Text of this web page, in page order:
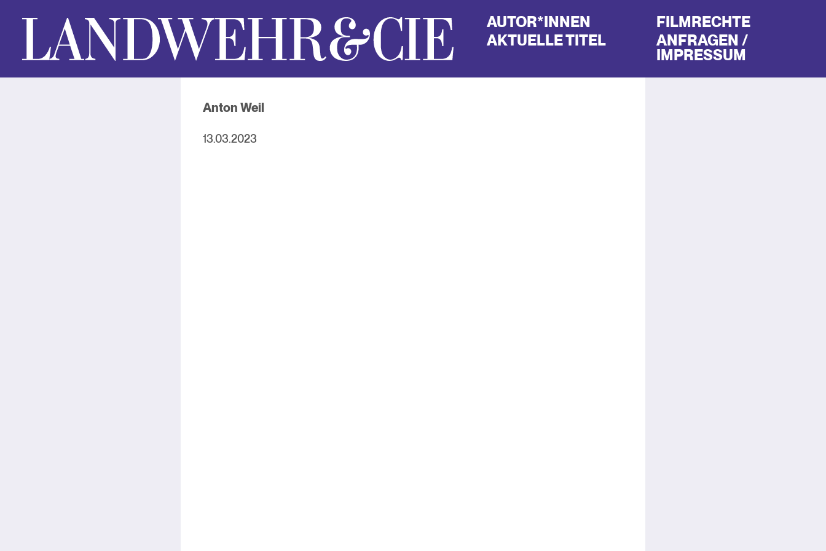
AUTOR*INNEN
AKTUELLE TITEL
FILMRECHTE
ANFRAGEN /
IMPRESSUM
Anton Weil
13.03.2023